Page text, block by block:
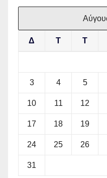
Δ Τ Τ
3 4 5
10 11 12
17 18 19
24 25 26
31